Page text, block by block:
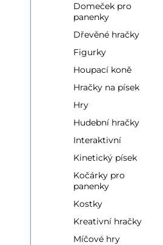
Domeček pro
panenky
Dřevěné hračky
Figurky
Houpací koně
Hračky na písek
Hry
Hudební hračky
Interaktivní
Kinetický písek
Kočárky pro
panenky
Kostky
Kreativní hračky
Míčové hry